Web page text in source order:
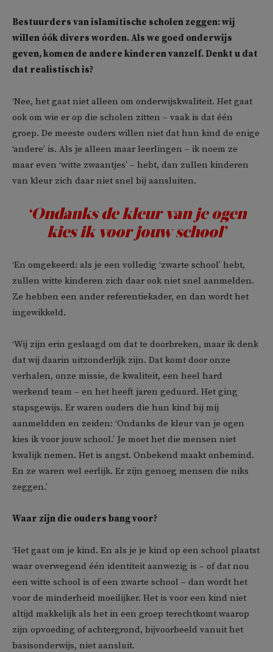
Bestuurders van islamitische scholen zeggen: wij
willen óók divers worden. Als we goed onderwijs
geven, komen de andere kinderen vanzelf. Denkt u dat
dat realistisch is?
‘Nee, het gaat niet alleen om onderwijskwaliteit. Het gaat
ook om wie er op die scholen zitten – vaak is dat één
groep. De meeste ouders willen niet dat hun kind de enige
‘andere’ is. Als je alleen maar leerlingen – ik noem ze
maar even ‘witte zwaantjes’ – hebt, dan zullen kinderen
van kleur zich daar niet snel bij aansluiten.
‘Ondanks de kleur van je ogen
kies ik voor jouw school’
‘En omgekeerd: als je een volledig ‘zwarte school’ hebt,
zullen witte kinderen zich daar ook niet snel aanmelden.
Ze hebben een ander referentiekader, en dan wordt het
ingewikkeld.
‘Wij zijn erin geslaagd om dat te doorbreken, maar ik denk
dat wij daarin uitzonderlijk zijn. Dat komt door onze
verhalen, onze missie, de kwaliteit, een heel hard
werkend team – en het heeft jaren geduurd. Het ging
stapsgewijs. Er waren ouders die hun kind bij mij
aanmeldden en zeiden: ‘Ondanks de kleur van je ogen
kies ik voor jouw school.’ Je moet het die mensen niet
kwalijk nemen. Het is angst. Onbekend maakt onbemind.
En ze waren wel eerlijk. Er zijn genoeg mensen die niks
zeggen.’
Waar zijn die ouders bang voor?
‘Het gaat om je kind. En als je je kind op een school plaatst
waar overwegend één identiteit aanwezig is – of dat nou
een witte school is of een zwarte school – dan wordt het
voor de minderheid moeilijker. Het is voor een kind niet
altijd makkelijk als het in een groep terechtkomt waarop
zijn opvoeding of achtergrond, bijvoorbeeld vanuit het
basisonderwijs, niet aansluit.